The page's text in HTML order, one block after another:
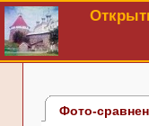
Фото-